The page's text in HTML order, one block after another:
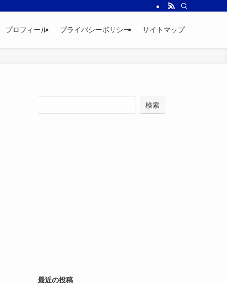
プロフィール プライバシーポリシー サイトマップ
検索
最近の投稿